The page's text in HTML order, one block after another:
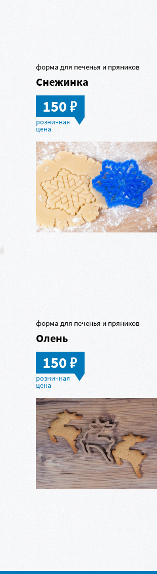
форма для печенья и пряников
Снежинка
150в
форма для печенья и пряников
Олень
150в